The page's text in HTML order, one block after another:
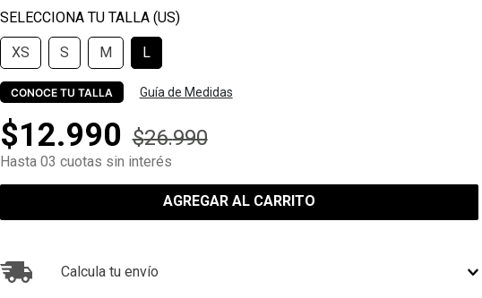
XS S M L
CONOCE TU TALLA Guía de Medidas
$12.990 $26.990
Hasta 03 cuotas sin interés
AGREGAR AL CARRITO
Calcula tu envío